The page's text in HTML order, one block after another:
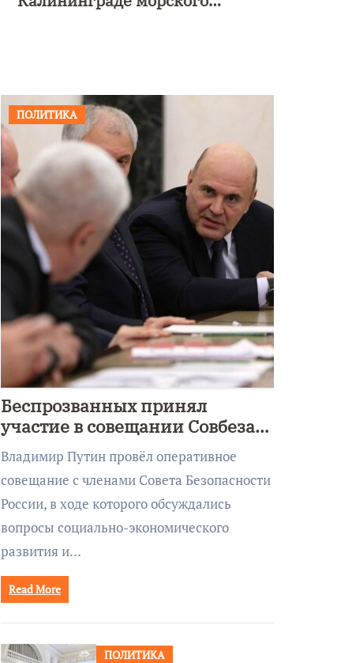
ПОЛИТИКА
Беспрозванных принял
участие в совещании Совбеза
под руководством Путина
Владимир Путин провёл оперативное
совещание с членами Совета Безопасности
России, в ходе которого обсуждались
вопросы социально-экономического
развития и…
Read More
ПОЛИТИКА